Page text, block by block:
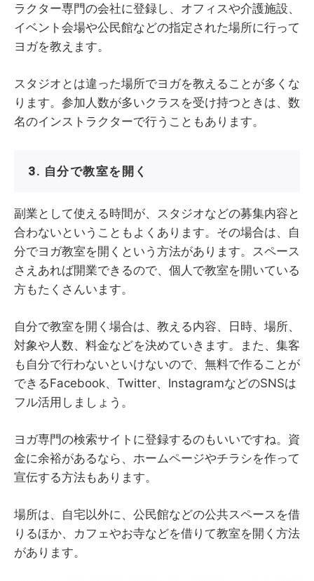
ラクター専門の会社に登録し、オフィスや介護施設、
イベント会場や公民館などの指定された場所に行って
ヨガを教えます。
スタジオとは違った場所でヨガを教えることが多くな
ります。参加人数が多いクラスを受け持つときは、数
名のインストラクターで行うこともあります。
3. 自分で教室を開く
副業として使える時間が、スタジオなどの募集内容と
合わないということもよくあります。その場合は、自
分でヨガ教室を開くという方法があります。スペース
さえあれば開業できるので、個人で教室を開いている
方もたくさんいます。
自分で教室を開く場合は、教える内容、日時、場所、
対象や人数、料金などを決めていきます。また、集客
も自分で行わないといけないので、無料で作ることが
できるFacebook、Twitter、InstagramなどのSNSは
フル活用しましょう。
ヨガ専門の検索サイトに登録するのもいいですね。資
金に余裕があるなら、ホームページやチラシを作って
宣伝する方法もあります。
場所は、自宅以外に、公民館などの公共スペースを借
りるほか、カフェやお寺などを借りて教室を開く方法
があります。